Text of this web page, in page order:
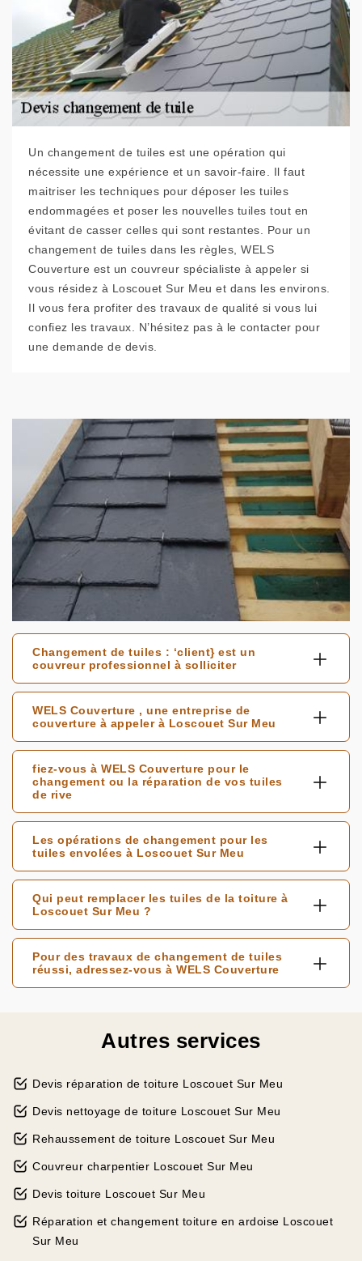
Un changement de tuiles est une opération qui
nécessite une expérience et un savoir-faire. Il faut
maitriser les techniques pour déposer les tuiles
endommagées et poser les nouvelles tuiles tout en
évitant de casser celles qui sont restantes. Pour un
changement de tuiles dans les règles, WELS
Couverture est un couvreur spécialiste à appeler si
vous résidez à Loscouet Sur Meu et dans les environs.
Il vous fera profiter des travaux de qualité si vous lui
confiez les travaux. N’hésitez pas à le contacter pour
une demande de devis.
Changement de tuiles : ‘client} est un
couvreur professionnel à solliciter
WELS Couverture , une entreprise de
couverture à appeler à Loscouet Sur Meu
fiez-vous à WELS Couverture pour le
changement ou la réparation de vos tuiles
de rive
Les opérations de changement pour les
tuiles envolées à Loscouet Sur Meu
Qui peut remplacer les tuiles de la toiture à
Loscouet Sur Meu ?
Pour des travaux de changement de tuiles
réussi, adressez-vous à WELS Couverture
Autres services
Devis réparation de toiture Loscouet Sur Meu
Devis nettoyage de toiture Loscouet Sur Meu
Rehaussement de toiture Loscouet Sur Meu
Couvreur charpentier Loscouet Sur Meu
Devis toiture Loscouet Sur Meu
Réparation et changement toiture en ardoise Loscouet
Sur Meu